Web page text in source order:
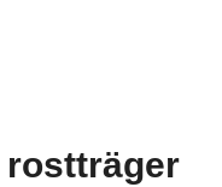
rostträger